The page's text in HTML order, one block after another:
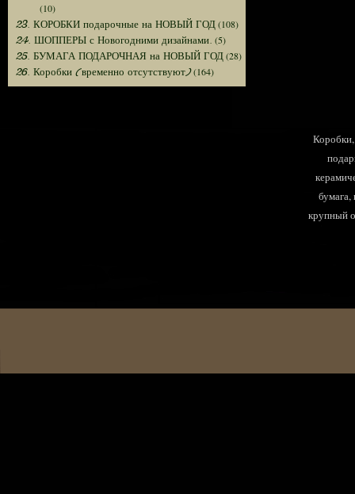
(10)
23. КОРОБКИ подарочные на НОВЫЙ ГОД(108)
24. ШОППЕРЫ с Новогодними дизайнами. (5)
25. БУМАГА ПОДАРОЧНАЯ на НОВЫЙ ГОД(28)
26. Коробки (временно отсутствуют)(164)
крупный